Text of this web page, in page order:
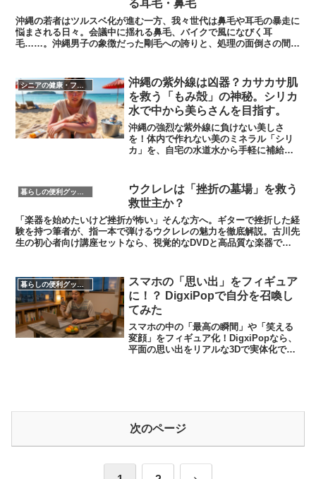
る耳毛・鼻毛
​沖縄の若者はツルスベ化が進む一方、我々世代は鼻毛や耳毛の暴走に
悩まされる日々。会議中に揺れる鼻毛、バイクで風になびく耳
毛……。沖縄男子の象徴だった剛毛への誇りと、処理の面倒さの間で
シニアの健康・フイットネス
​沖縄の紫外線は凶器？カサカサ肌
を救う「もみ殻」の神秘。シリカ
水で中から美らさんを目指す。
​沖縄の強烈な紫外線に負けない美しさ
を！体内で作れない美のミネラル「シリ
カ」を、自宅の水道水から手軽に補給。
ボトルや湧き水と比較。コスパ最強の美
ら肌習慣を始めよう。
暮らしの便利グッズ・便利家電
​ウクレレは「挫折の墓場」を救う
救世主か？
「楽器を始めたいけど挫折が怖い」そんな方へ。ギターで挫折した経
験を持つ筆者が、指一本で弾けるウクレレの魅力を徹底解説。古川先
生の初心者向け講座セットなら、視覚的なDVDと高品質な楽器で、
暮らしの便利グッズ・便利家電
スマホの「思い出」をフィギュア
に！？ DigxiPopで自分を召喚し
てみた
スマホの中の「最高の瞬間」や「笑える
変顔」をフィギュア化！DigxiPopなら、
平面の思い出をリアルな3Dで実体化でき
次のページ